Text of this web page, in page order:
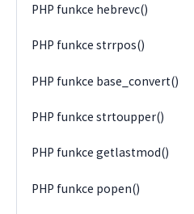
PHP funkce hebrevc()
PHP funkce strrpos()
PHP funkce base_convert()
PHP funkce strtoupper()
PHP funkce getlastmod()
PHP funkce popen()